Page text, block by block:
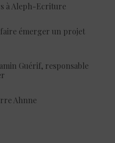
à Aleph-Ecriture
émerger un projet
Guérif, responsable
Ahnne